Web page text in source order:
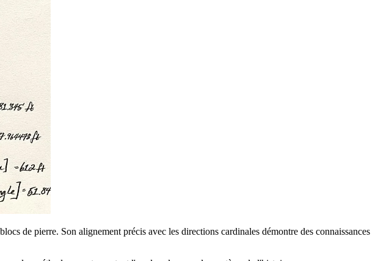
de pierre. Son alignement précis avec les directions cardinales démontre des connaissances